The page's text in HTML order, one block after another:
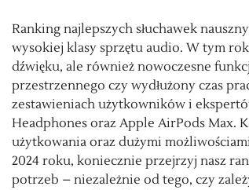
Ranking najlepszych słuchawek
wysokiej klasy sprzętu audio. W tym
dźwięku, ale również nowoczesne
przestrzennego czy wydłużony czas
zestawieniach użytkowników i
Headphones oraz Apple AirPods Max.
użytkowania oraz dużymi
2024 roku, koniecznie przejrzyj nasz
potrzeb – niezależnie od tego, czy